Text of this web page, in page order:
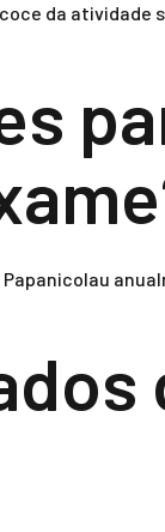
da atividade